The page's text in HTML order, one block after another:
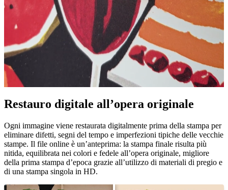
Restauro digitale all’opera originale
Ogni immagine viene restaurata digitalmente prima della stampa per
eliminare difetti, segni del tempo e imperfezioni tipiche delle vecchie
stampe. Il file online è un’anteprima: la stampa finale risulta più
nitida, equilibrata nei colori e fedele all’opera originale, migliore
della prima stampa d’epoca grazie all’utilizzo di materiali di pregio e
di una stampa singola in HD.